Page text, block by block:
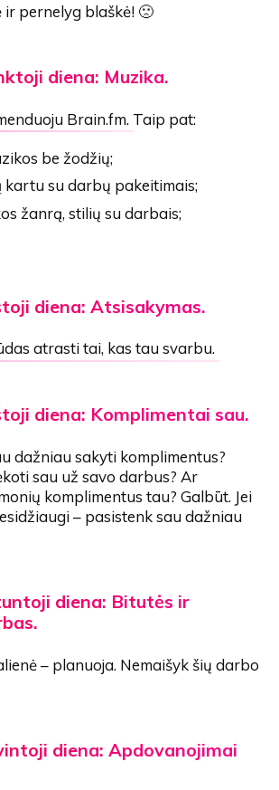
ir pernelyg blaškė! 🙁
diena: Muzika.
Brain.fm. Taip pat:
be žodžių;
kartu su darbų pakeitimais;
žanrą, stilių su darbais;
diena: Atsisakymas.
atrasti tai, kas tau svarbu.
diena: Komplimentai sau.
dažniau sakyti komplimentus?
sau už savo darbus? Ar
komplimentus tau? Galbūt. Jei
– pasistenk sau dažniau
diena: Bitutės ir
– planuoja. Nemaišyk šių darbo
diena: Apdovanojimai